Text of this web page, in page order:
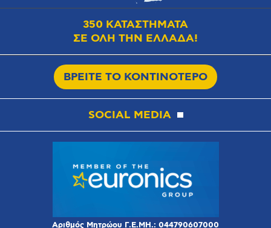
350 ΚΑΤΑΣΤΗΜΑΤΑ
ΣΕ ΟΛΗ ΤΗΝ ΕΛΛΑΔΑ!
ΒΡΕΙΤΕ ΤΟ ΚΟΝΤΙΝΟΤΕΡΟ
SOCIAL MEDIA